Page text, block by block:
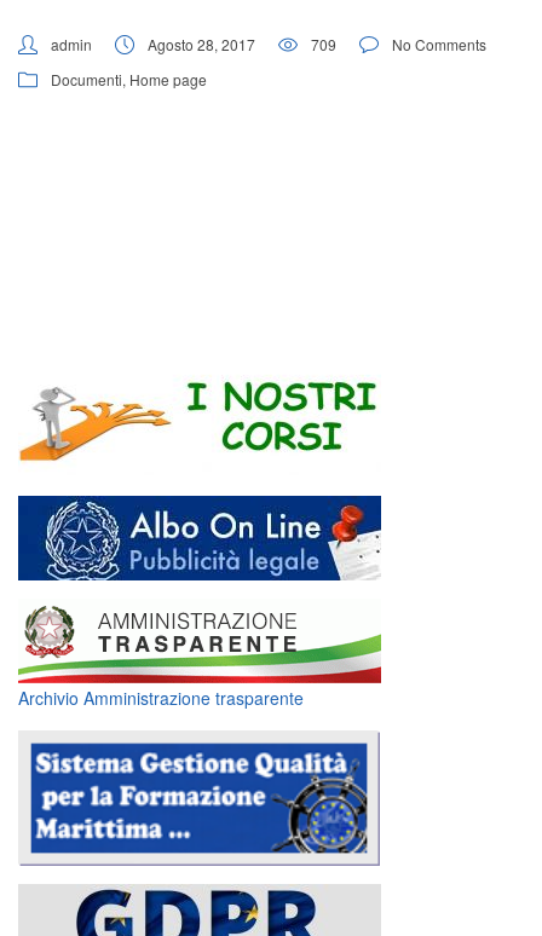
admin Agosto 28, 2017 709
No Comments
Documenti, Home page
Archivio Amministrazione trasparente